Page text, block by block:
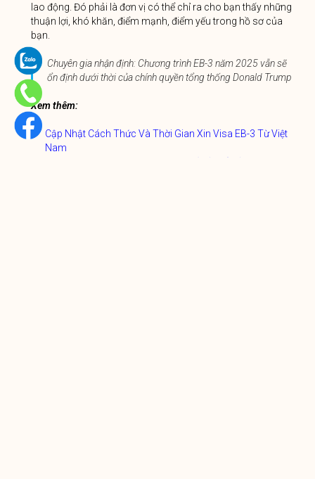
lao động. Đó phải là đơn vị có thể chỉ ra cho bạn thấy những
thuận lợi, khó khăn, điểm mạnh, điểm yếu trong hồ sơ của
bạn.
Chuyên gia nhận định: Chương trình EB-3 năm 2025 vẫn sẽ
ổn định dưới thời của chính quyền tổng thống Donald Trump
Xem thêm:
Cập Nhật Cách Thức Và Thời Gian Xin Visa EB-3 Từ Việt
Nam